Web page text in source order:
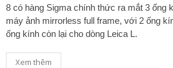
8 có hàng Sigma chính thức ra mắt 3 ống
máy ảnh mirrorless full frame, với 2 ống
ống kính còn lại cho dòng Leica L.
Xem thêm